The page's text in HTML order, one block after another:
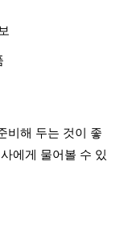
비해 두는 것이 좋
에게 물어볼 수 있